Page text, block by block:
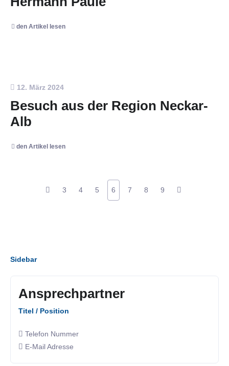
den Artikel lesen
12. März 2024
Besuch aus der Region Neckar-
Alb
den Artikel lesen
3 4 5 6 7 8 9
Sidebar
Ansprechpartner
Titel / Position
Telefon Nummer
E-Mail Adresse